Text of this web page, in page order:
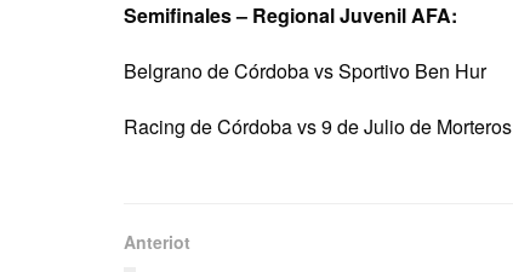
Semifinales – Regional Juvenil AFA:
Belgrano de Córdoba vs Sportivo Ben Hur
Racing de Córdoba vs 9 de Julio de Morteros
Anteriot